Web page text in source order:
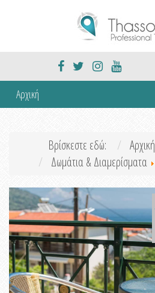
Αρχική
Βρίσκεστε εδώ: Αρχική
Δωμάτια & Διαμερίσματα